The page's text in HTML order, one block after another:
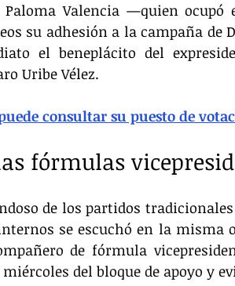
Paloma Valencia —quien
su adhesión a la campaña de
el beneplácito del
Uribe Vélez.
consultar su puesto de
fórmulas
de los partidos
se escuchó en la misma
de fórmula
del bloque de apoyo y